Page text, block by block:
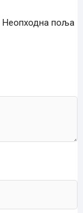
Неопходна поља